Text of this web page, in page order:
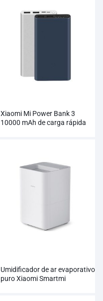
Xiaomi Mi Power Bank 3
10000 mAh de carga rápida
Umidificador de ar evaporativo
puro Xiaomi Smartmi